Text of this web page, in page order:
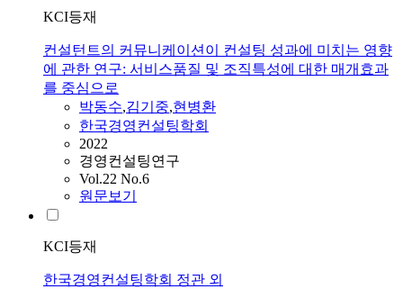
KCI등재
컨설턴트의 커뮤니케이션이 컨설팅 성과에 미치는 영향
에 관한 연구: 서비스품질 및 조직특성에 대한 매개효과
를 중심으로
박동수,김기중,현병환
한국경영컨설팅학회
2022
경영컨설팅연구
Vol.22 No.6
원문보기
KCI등재
한국경영컨설팅학회 정관 외